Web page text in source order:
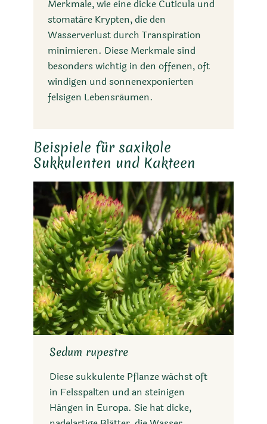
Merkmale, wie eine dicke Cuticula und
stomatäre Krypten, die den
Wasserverlust durch Transpiration
minimieren. Diese Merkmale sind
besonders wichtig in den offenen, oft
windigen und sonnenexponierten
felsigen Lebensräumen.
Beispiele für saxikole
Sukkulenten und Kakteen
Sedum rupestre
Diese sukkulente Pflanze wächst oft
in Felsspalten und an steinigen
Hängen in Europa. Sie hat dicke,